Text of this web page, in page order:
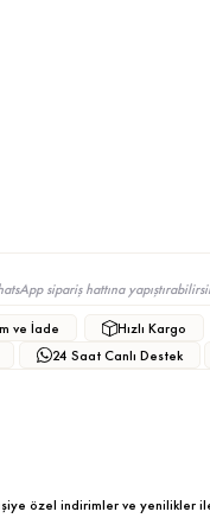
sipariş hattına
ve İade Hızlı Kargo
24 Saat Canlı Destek
özel indirimler ve yenilikler